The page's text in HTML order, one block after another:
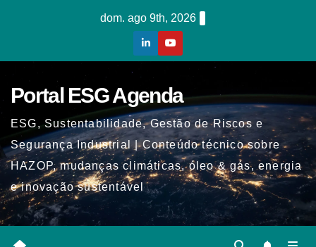
dom. ago 9th, 2026
Portal ESG Agenda
ESG, Sustentabilidade, Gestão de Riscos e
Segurança Industrial | Conteúdo técnico sobre
HAZOP, mudanças climáticas, óleo & gás, energia
e inovação sustentável